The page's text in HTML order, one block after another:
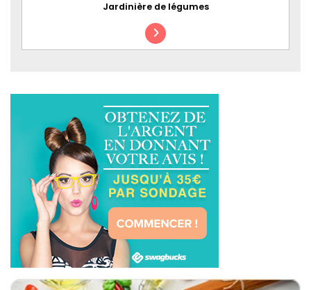
Jardinière de légumes